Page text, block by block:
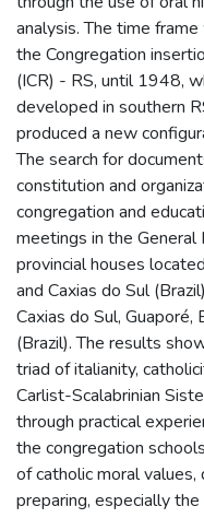
analysis. The time
the Congregation
(ICR) - RS, until 1948,
developed in southern
produced a new
The search for
constitution and
congregation and
meetings in the General
provincial houses
and Caxias do Sul
Caxias do Sul, Guaporé,
(Brazil). The results
triad of italianity,
Carlist-Scalabrinian
through practical
the congregation
of catholic moral values,
preparing, especially